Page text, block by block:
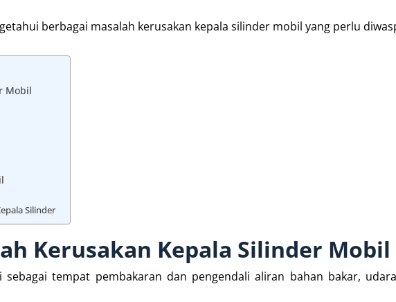
berbagai masalah kerusakan kepala silinder mobil yang perlu
Mobil
Silinder
Kerusakan Kepala Silinder Mobil
tempat pembakaran dan pengendali aliran bahan bakar,